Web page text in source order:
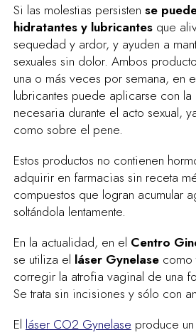
Si las molestias persisten se
hidratantes y lubricantesque
sequedad y ardor, y ayuden a
sexuales sin dolor. Ambos
una o más veces por semana, en
lubricantes puede aplicarse con
necesaria durante el acto sexual,
como sobre el pene.
Estos productos no contienen
adquirir en farmacias sin receta
compuestos que logran acumular
soltándola lentamente.
En la actualidad, en el Centro
se utiliza el láser Gynelasecomo
corregir la atrofia vaginal de una
Se trata sin incisiones y sólo con
El láser CO2 Gynelase produce